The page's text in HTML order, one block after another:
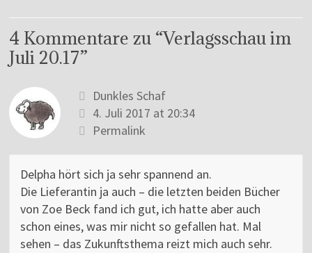
4 Kommentare zu “Verlagsschau im
Juli 20.17”
Dunkles Schaf
4. Juli 2017 at 20:34
Permalink
Delpha hört sich ja sehr spannend an.
Die Lieferantin ja auch – die letzten beiden Bücher
von Zoe Beck fand ich gut, ich hatte aber auch
schon eines, was mir nicht so gefallen hat. Mal
sehen – das Zukunftsthema reizt mich auch sehr.